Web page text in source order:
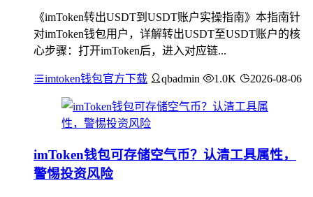
《imToken转出USDT到USDT账户实操指南》本指南针
对imToken钱包用户，详解转出USDT至USDT账户的核
心步骤：打开imToken后，进入对应链...
imtoken钱包官方下载 qbadmin 1.0K 2026-08-06
imToken钱包可存储空气币？认清工具属性，
警惕投资风险